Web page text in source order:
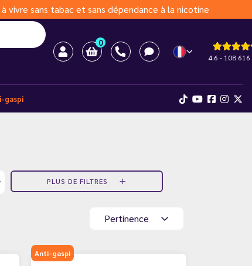
vivre sans tabac et sans dépendance à la nicotine
0
4.6 - 108 616
gaspi
PLUS DE FILTRES
Pertinence
Anti-gaspi